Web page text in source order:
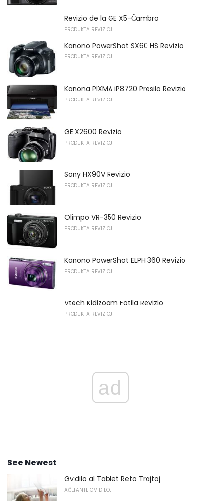
Revizio de la GE X5-Ĉambro
PRODUKTA REVIZIOJ
Kanono PowerShot SX60 HS Revizio
PRODUKTA REVIZIOJ
Kanona PIXMA iP8720 Presilo Revizio
PRODUKTA REVIZIOJ
GE X2600 Revizio
PRODUKTA REVIZIOJ
Sony HX90V Revizio
PRODUKTA REVIZIOJ
Olimpo VR-350 Revizio
PRODUKTA REVIZIOJ
Kanono PowerShot ELPH 360 Revizio
PRODUKTA REVIZIOJ
Vtech Kidizoom Fotila Revizio
PRODUKTA REVIZIOJ
ad
See Newest
Gvidilo al Tablet Reto Trajtoj
AĈETANTE GVIDILOJ